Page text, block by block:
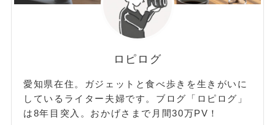
ロピログ
愛知県在住。ガジェットと食べ歩きを生きがいに
しているライター夫婦です。ブログ「ロピログ」
は8年目突入。おかげさまで月間30万PV！